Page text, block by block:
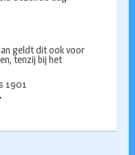
geldt dit ook voor
tenzij bij het
1901